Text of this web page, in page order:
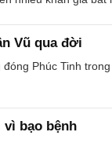
Vũ qua đời
Phúc Tinh
bạo bệnh